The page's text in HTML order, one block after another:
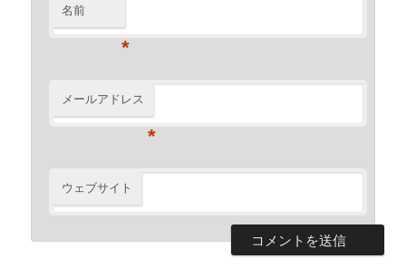
名前
*
メールアドレス
*
ウェブサイト